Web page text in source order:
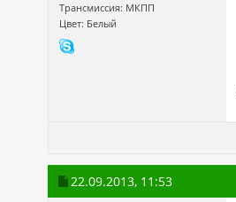
Трансмиссия: МКПП
Цвет: Белый
22.09.2013, 11:53